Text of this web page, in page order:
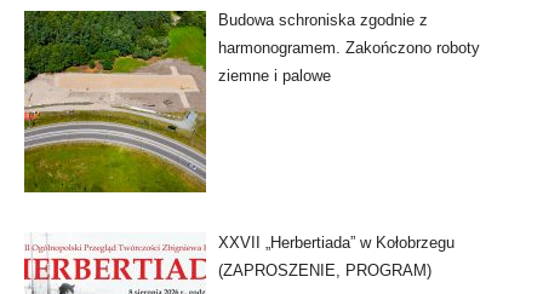
Budowa schroniska zgodnie z
harmonogramem. Zakończono roboty
ziemne i palowe
XXVII „Herbertiada” w Kołobrzegu
(ZAPROSZENIE, PROGRAM)